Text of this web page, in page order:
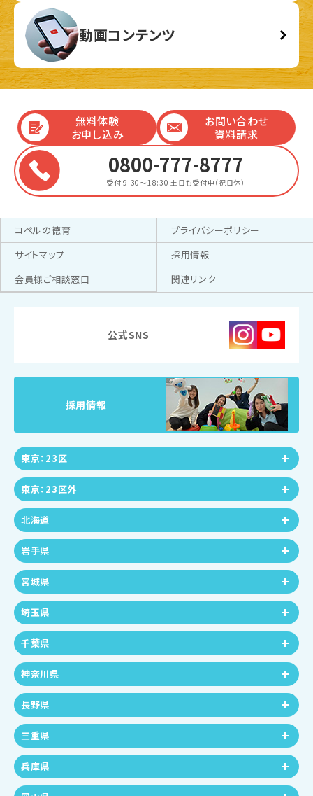
動画コンテンツ
無料体験
お申し込み
お問い合わせ
資料請求
0800-777-8777
受付 9:30～18:30 土日も受付中（祝日休）
コペルの徳育
プライバシーポリシー
サイトマップ
採用情報
会員様ご相談窓口
関連リンク
公式SNS
採用情報
東京：23区
東京：23区外
北海道
岩手県
宮城県
埼玉県
千葉県
神奈川県
長野県
三重県
兵庫県